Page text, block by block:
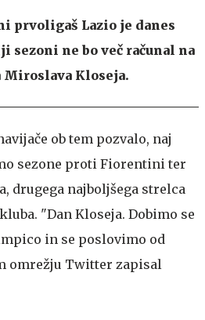
prvoligaš Lazio je danes
ne bo več računal na
Miroslava Kloseja.
ob tem pozvalo, naj
sezone proti Fiorentini ter
drugega najboljšega strelca
"Dan Kloseja. Dobimo se
in se poslovimo od
omrežju Twitter zapisal